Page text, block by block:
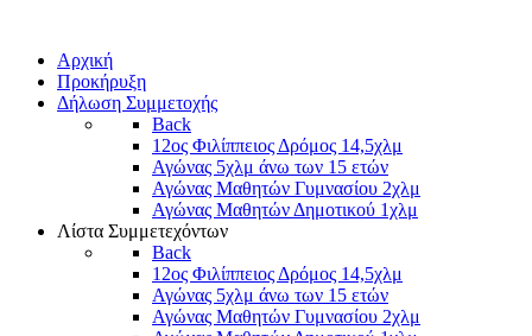
Αρχική
Προκήρυξη
Δήλωση Συμμετοχής
Back
12ος Φιλίππειος Δρόμος 14,5χλμ
Αγώνας 5χλμ άνω των 15 ετών
Αγώνας Μαθητών Γυμνασίου 2χλμ
Αγώνας Μαθητών Δημοτικού 1χλμ
Λίστα Συμμετεχόντων
Back
12ος Φιλίππειος Δρόμος 14,5χλμ
Αγώνας 5χλμ άνω των 15 ετών
Αγώνας Μαθητών Γυμνασίου 2χλμ